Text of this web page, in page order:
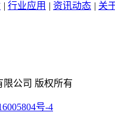
行业应用 资讯动态 关
限公司 版权所有
号-4